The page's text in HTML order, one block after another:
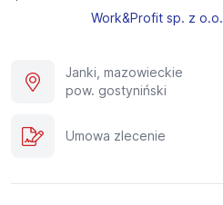
Work&Profit sp. z o.o.
Janki, mazowieckie
pow. gostyniński
Umowa zlecenie